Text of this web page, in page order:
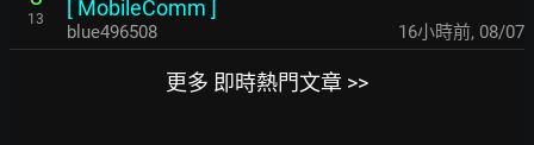
13
[ MobileComm ]
blue496508 16小時前, 08/07
更多 即時熱門文章 >>